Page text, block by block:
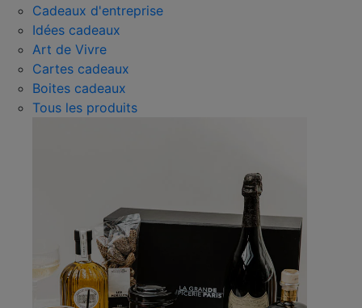
Cadeaux d'entreprise
Idées cadeaux
Art de Vivre
Cartes cadeaux
Boites cadeaux
Tous les produits